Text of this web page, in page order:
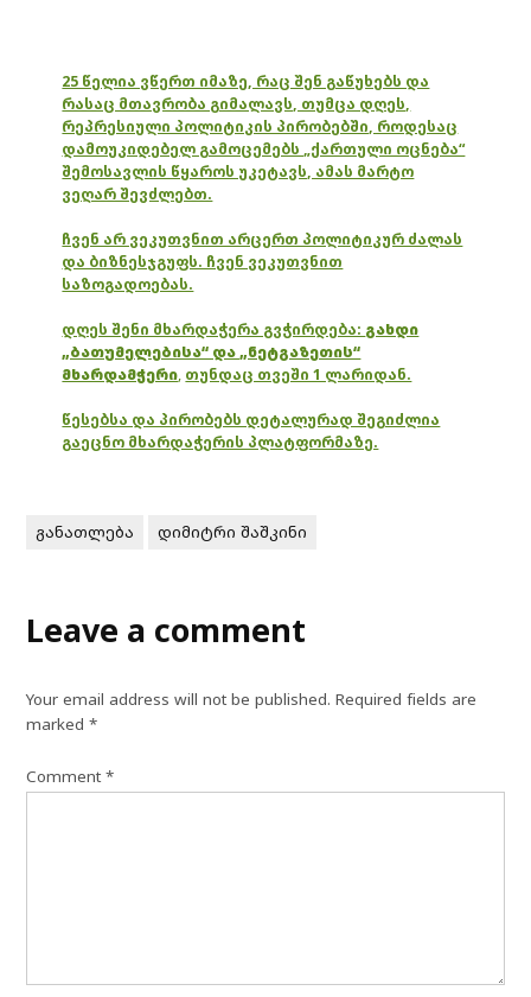
25 წელია ვწერთ იმაზე, რაც შენ გაწუხებს და
რასაც მთავრობა გიმალავს, თუმცა დღეს,
რეპრესიული პოლიტიკის პირობებში, როდესაც
დამოუკიდებელ გამოცემებს „ქართული ოცნება“
შემოსავლის წყაროს უკეტავს, ამას მარტო
ვეღარ შევძლებთ.
ჩვენ არ ვეკუთვნით არცერთ პოლიტიკურ ძალას
და ბიზნესჯგუფს. ჩვენ ვეკუთვნით
საზოგადოებას.
დღეს შენი მხარდაჭერა გვჭირდება: გახდი
„ბათუმელებისა“ და „ნეტგაზეთის“
მხარდამჭერი, თუნდაც თვეში 1 ლარიდან.
წესებსა და პირობებს დეტალურად შეგიძლია
გაეცნო მხარდაჭერის პლატფორმაზე.
განათლება დიმიტრი შაშკინი
Leave a comment
Your email address will not be published. Required fields are
marked*
Comment*